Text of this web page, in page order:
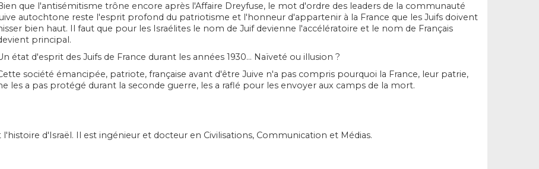
que l'antisémitisme trône encore après l'Affaire Dreyfuse, le mot d'ordre des leaders de la communauté
autochtone reste l'esprit profond du patriotisme et l'honneur d'appartenir à la France que les Juifs doivent
bien haut. Il faut que pour les Israélites le nom de Juif devienne l'accélératoire et le nom de Français
principal.
état d'esprit des Juifs de France durant les années 1930... Naïveté ou illusion ?
société émancipée, patriote, française avant d'être Juive n'a pas compris pourquoi la France, leur patrie,
les a pas protégé durant la seconde guerre, les a raflé pour les envoyer aux camps de la mort.
d'Israël. Il est ingénieur et docteur en Civilisations, Communication et Médias.